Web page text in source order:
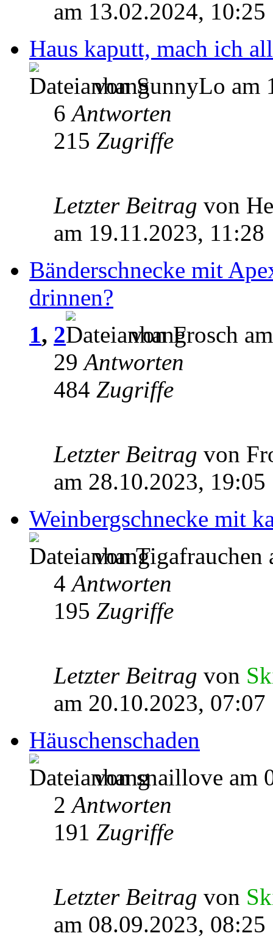
am 13.02.2024, 10:25
Haus kaputt, mach ich
von SunnyLo am
6Antworten
215 Zugriffe
Letzter Beitrag von
am 19.11.2023, 11:28
Bänderschnecke mit
drinnen?
1, 2
von Frosch
29Antworten
484 Zugriffe
Letzter Beitrag von
am 28.10.2023, 19:05
Weinbergschnecke mit
von Tigafrauchen
4Antworten
195 Zugriffe
Letzter Beitrag von
am 20.10.2023, 07:07
Häuschenschaden
von snaillove am
2Antworten
191 Zugriffe
Letzter Beitrag von
am 08.09.2023, 08:25